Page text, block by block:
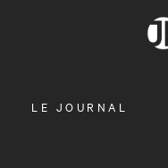
OUVRIR
LE JOURNAL